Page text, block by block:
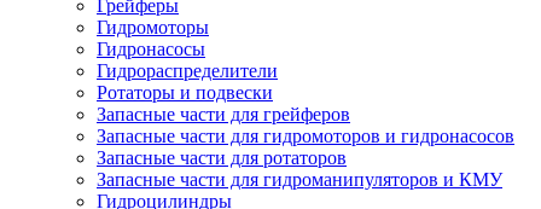
Грейферы
Гидромоторы
Гидронасосы
Гидрораспределители
Ротаторы и подвески
Запасные части для грейферов
Запасные части для гидромоторов и гидронасосов
Запасные части для ротаторов
Запасные части для гидроманипуляторов и КМУ
Гидроцилиндры